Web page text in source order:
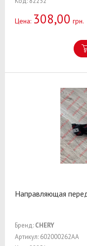
Цена: 308,00 грн.
Направляющая
Бренд: CHERY
Артикул: 602000262AA